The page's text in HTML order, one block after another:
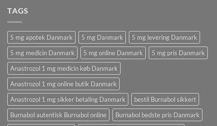
TAGS
5 mg apotek Danmark 5 mg Danmark
5 mg levering Danmark
5 mg medicin Danmark
5 mg online Danmark
5 mg pris Danmark
Anastrozol 1 mg medicin køb Danmark
Anastrozol 1 mg online butik Danmark
Anastrozol 1 mg sikker betaling Danmark
bestil Burnabol sikkert
Burnabol autentisk Burnabol online
Burnabol bedste pris Danmark